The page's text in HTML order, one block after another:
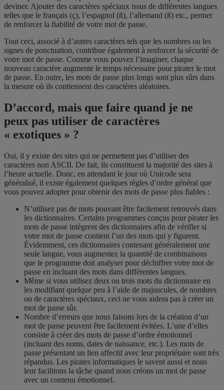
deviner. Ajouter des caractères spéciaux issus de différentes langues
telles que le français (ç), l’espagnol (ñ), l’allemand (ß) etc., permet
de renforcer la fiabilité de votre mot de passe.
Tout ceci, associé à d’autres caractères tels que les nombres ou les
signes de ponctuation, contribue également à renforcer la sécurité de
votre mot de passe. Comme vous pouvez l’imaginer, chaque
nouveau caractère augmente le temps nécessaire pour pirater le mot
de passe. En outre, les mots de passe plus longs sont plus sûrs dans
la mesure où ils contiennent des caractères aléatoires.
D’accord, mais que faire quand je ne
peux pas utiliser de caractères
« exotiques » ?
Oui, il y existe des sites qui ne permettent pas d’utiliser des
caractères non ASCII. De fait, ils constituent la majorité des sites à
l’heure actuelle. Donc, en attendant le jour où Unicode sera
généralisé, il existe également quelques règles d’ordre général que
vous pouvez adopter pour obtenir des mots de passe plus fiables :
N’utilisez pas de mots pouvant être facilement retrouvés dans
les dictionnaires. Certains programmes conçus pour pirater les
mots de passe intègrent des dictionnaires afin de vérifier si
votre mot de passe contient l’un des mots qui y figurent.
Évidemment, ces dictionnaires contenant généralement une
seule langue, vous augmentez la quantité de combinaisons
que le programme doit analyser pour déchiffrer votre mot de
passe en incluant des mots dans différentes langues.
Même si vous utilisez deux ou trois mots du dictionnaire en
les modifiant quelque peu à l’aide de majuscules, de nombres
ou de caractères spéciaux, ceci ne vous aidera pas à créer un
mot de passe sûr.
Nombre d’erreurs que nous faisons lors de la création d’un
mot de passe peuvent être facilement évitées. L’une d’elles
consiste à créer des mots de passe d’ordre émotionnel
(incluant des noms, dates de naissance, etc.). Les mots de
passe présentant un lien affectif avec leur propriétaire sont très
répandus. Les pirates informatiques le savent aussi et nous
leur facilitons la tâche quand nous créons un mot de passe
avec un contenu émotionnel.